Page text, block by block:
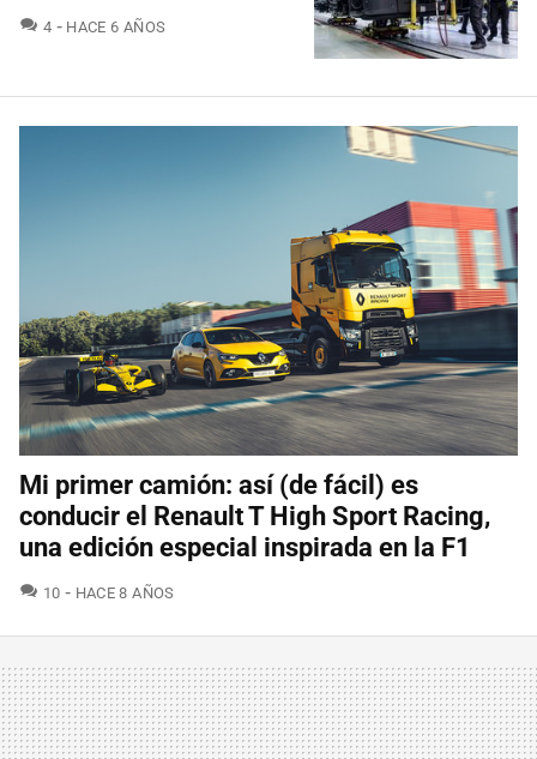
4 COMENTARIOS
HACE 6 AÑOS
Mi primer camión: así (de fácil) es
conducir el Renault T High Sport Racing,
una edición especial inspirada en la F1
10 COMENTARIOS
HACE 8 AÑOS